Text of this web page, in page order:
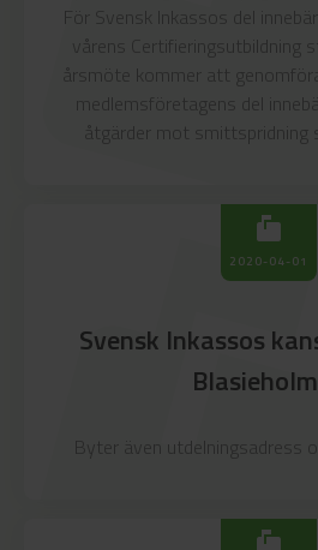
För Svensk Inkassos del
vårens
årsmöte kommer att
medlemsföretagens del
åtgärder mot smittspridning
markunread_mailbox
2020-04-01
Svensk Inkassos
Byter även utdelningsadress
markunread_mailbox